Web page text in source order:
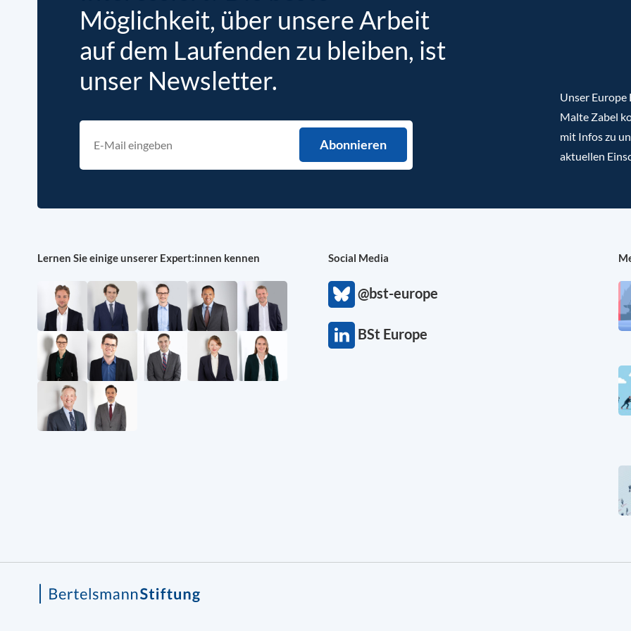
Möglichkeit, über unsere Arbeit
auf dem Laufenden zu bleiben, ist
unser Newsletter.
Unser
Malte Zabel
mit Infos zu
aktuellen
Lernen Sie einige unserer Expert:innen kennen Social Media
@bst-europe
BSt Europe